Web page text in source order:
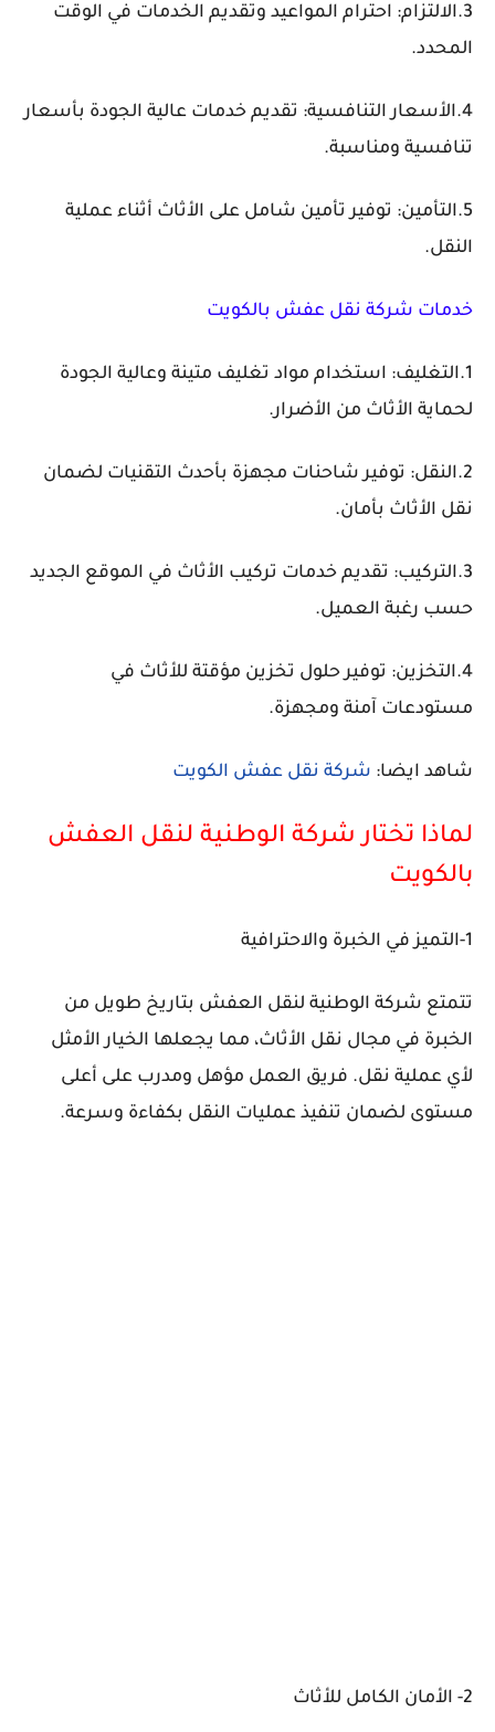
3.الالتزام: احترام المواعيد وتقديم الخدمات في الوقت
المحدد.
4.الأسعار التنافسية: تقديم خدمات عالية الجودة بأسعار
تنافسية ومناسبة.
5.التأمين: توفير تأمين شامل على الأثاث أثناء عملية
النقل.
خدمات شركة نقل عفش بالكويت
1.التغليف: استخدام مواد تغليف متينة وعالية الجودة
لحماية الأثاث من الأضرار.
2.النقل: توفير شاحنات مجهزة بأحدث التقنيات لضمان
نقل الأثاث بأمان.
3.التركيب: تقديم خدمات تركيب الأثاث في الموقع الجديد
حسب رغبة العميل.
4.التخزين: توفير حلول تخزين مؤقتة للأثاث في
مستودعات آمنة ومجهزة.
شاهد ايضا: شركة نقل عفش الكويت
لماذا تختار شركة الوطنية لنقل العفش
بالكويت
1-التميز في الخبرة والاحترافية
تتمتع شركة الوطنية لنقل العفش بتاريخ طويل من
الخبرة في مجال نقل الأثاث، مما يجعلها الخيار الأمثل
لأي عملية نقل. فريق العمل مؤهل ومدرب على أعلى
مستوى لضمان تنفيذ عمليات النقل بكفاءة وسرعة.
2- الأمان الكامل للأثاث